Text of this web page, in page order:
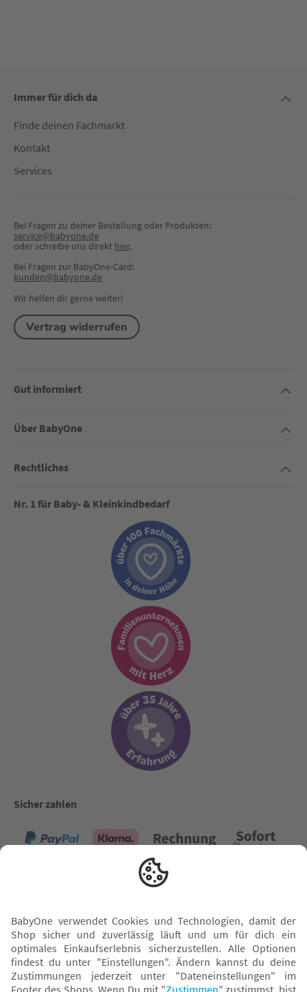
Immer für dich da
Finde deinen Fachmarkt
Kontakt
Services
Bei Fragen zu deiner Bestellung oder Produkten:
service@babyone.de
oder schreibe uns direkt hier.
Bei Fragen zur BabyOne-Card:
kunden@babyone.de
Wir helfen dir gerne weiter!
Vertrag widerrufen
Gut informiert
Über BabyOne
Rechtliches
Nr. 1 für Baby- & Kleinkindbedarf
Sicher zahlen
Versand mit